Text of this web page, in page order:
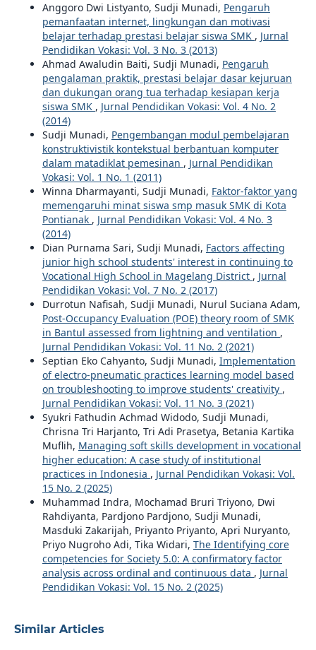
Anggoro Dwi Listyanto, Sudji Munadi, Pengaruh
pemanfaatan internet, lingkungan dan motivasi
belajar terhadap prestasi belajar siswa SMK , Jurnal
Pendidikan Vokasi: Vol. 3 No. 3 (2013)
Ahmad Awaludin Baiti, Sudji Munadi, Pengaruh
pengalaman praktik, prestasi belajar dasar kejuruan
dan dukungan orang tua terhadap kesiapan kerja
siswa SMK , Jurnal Pendidikan Vokasi: Vol. 4 No. 2
(2014)
Sudji Munadi, Pengembangan modul pembelajaran
konstruktivistik kontekstual berbantuan komputer
dalam matadiklat pemesinan , Jurnal Pendidikan
Vokasi: Vol. 1 No. 1 (2011)
Winna Dharmayanti, Sudji Munadi, Faktor-faktor yang
memengaruhi minat siswa smp masuk SMK di Kota
Pontianak , Jurnal Pendidikan Vokasi: Vol. 4 No. 3
(2014)
Dian Purnama Sari, Sudji Munadi, Factors affecting
junior high school students' interest in continuing to
Vocational High School in Magelang District , Jurnal
Pendidikan Vokasi: Vol. 7 No. 2 (2017)
Durrotun Nafisah, Sudji Munadi, Nurul Suciana Adam,
Post-Occupancy Evaluation (POE) theory room of SMK
in Bantul assessed from lightning and ventilation ,
Jurnal Pendidikan Vokasi: Vol. 11 No. 2 (2021)
Septian Eko Cahyanto, Sudji Munadi, Implementation
of electro-pneumatic practices learning model based
on troubleshooting to improve students' creativity ,
Jurnal Pendidikan Vokasi: Vol. 11 No. 3 (2021)
Syukri Fathudin Achmad Widodo, Sudji Munadi,
Chrisna Tri Harjanto, Tri Adi Prasetya, Betania Kartika
Muflih, Managing soft skills development in vocational
higher education: A case study of institutional
practices in Indonesia , Jurnal Pendidikan Vokasi: Vol.
15 No. 2 (2025)
Muhammad Indra, Mochamad Bruri Triyono, Dwi
Rahdiyanta, Pardjono Pardjono, Sudji Munadi,
Masduki Zakarijah, Priyanto Priyanto, Apri Nuryanto,
Priyo Nugroho Adi, Tika Widari, The Identifying core
competencies for Society 5.0: A confirmatory factor
analysis across ordinal and continuous data , Jurnal
Pendidikan Vokasi: Vol. 15 No. 2 (2025)
Similar Articles